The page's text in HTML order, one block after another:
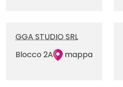
GGA STUDIO SRL
Blocco 2A
mappa